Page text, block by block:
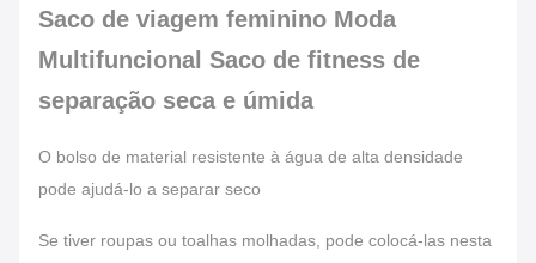
Saco de viagem feminino Moda
Multifuncional Saco de fitness de
separação seca e úmida
O bolso de material resistente à água de alta densidade
pode ajudá-lo a separar seco
Se tiver roupas ou toalhas molhadas, pode colocá-las nesta